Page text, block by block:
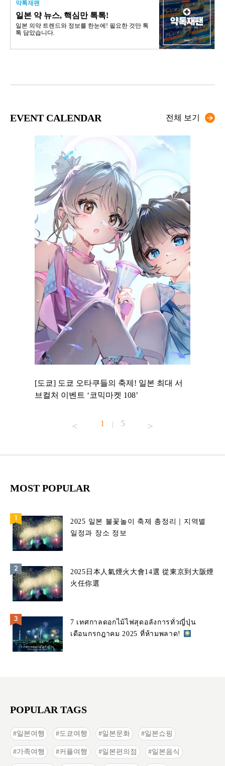
약톡재팬
일본 약 뉴스, 핵심만 톡톡!
일본 의약 트렌드와 정보를 한눈에! 필요한 것만 톡
톡 담았습니다.
EVENT CALENDAR 전체 보기
[도쿄] 도쿄 오타쿠들의 축제! 일본 최대 서
브컬처 이벤트 ‘코믹마켓 108’
1 | 5
MOST POPULAR
2025 일본 불꽃놀이 축제 총정리｜지역별
일정과 장소 정보
2025日本人氣煙火大會14選 從東京到大阪煙
火任你選
7 เทศกาลดอกไม้ไฟสุดอลังการทั่วญี่ปุ่น
เดือนกรกฎาคม 2025 ที่ห้ามพลาด!
POPULAR TAGS
일본여행 도쿄여행 일본문화 일본쇼핑
가족여행 커플여행 일본편의점 일본음식